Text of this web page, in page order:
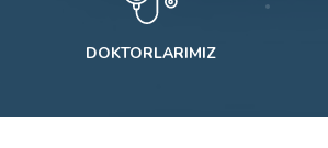
DOKTORLARIMIZ